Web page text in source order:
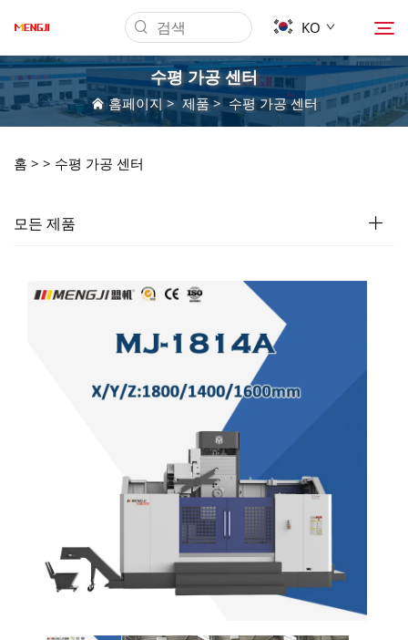
KO
회사 소개
제품
응용 프로그램
다운로드
수평 가공 센터
홈페이지>제품>수평 가공 센터
홈 > > 수평 가공 센터
모든 제품